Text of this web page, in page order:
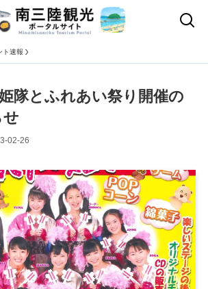
ト速報
隊とふれあい祭り開催の
せ
02-26